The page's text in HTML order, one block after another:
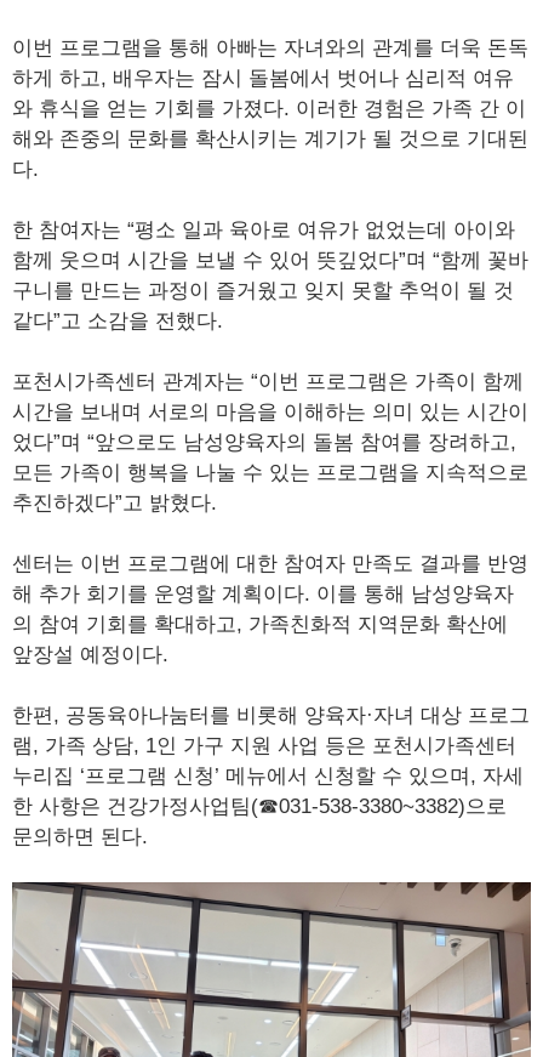
이번 프로그램을 통해 아빠는 자녀와의 관계를 더욱 돈독
하게 하고, 배우자는 잠시 돌봄에서 벗어나 심리적 여유
와 휴식을 얻는 기회를 가졌다. 이러한 경험은 가족 간 이
해와 존중의 문화를 확산시키는 계기가 될 것으로 기대된
다.
한 참여자는 “평소 일과 육아로 여유가 없었는데 아이와
함께 웃으며 시간을 보낼 수 있어 뜻깊었다”며 “함께 꽃바
구니를 만드는 과정이 즐거웠고 잊지 못할 추억이 될 것
같다”고 소감을 전했다.
포천시가족센터 관계자는 “이번 프로그램은 가족이 함께
시간을 보내며 서로의 마음을 이해하는 의미 있는 시간이
었다”며 “앞으로도 남성양육자의 돌봄 참여를 장려하고,
모든 가족이 행복을 나눌 수 있는 프로그램을 지속적으로
추진하겠다”고 밝혔다.
센터는 이번 프로그램에 대한 참여자 만족도 결과를 반영
해 추가 회기를 운영할 계획이다. 이를 통해 남성양육자
의 참여 기회를 확대하고, 가족친화적 지역문화 확산에
앞장설 예정이다.
한편, 공동육아나눔터를 비롯해 양육자·자녀 대상 프로그
램, 가족 상담, 1인 가구 지원 사업 등은 포천시가족센터
누리집 ‘프로그램 신청’ 메뉴에서 신청할 수 있으며, 자세
한 사항은 건강가정사업팀(☎031-538-3380~3382)으로
문의하면 된다.